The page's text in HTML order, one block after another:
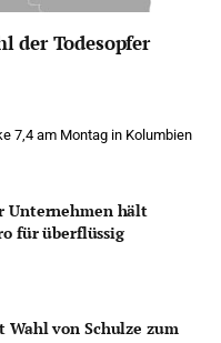
der Todesopfer
7,4 am Montag in Kolumbien
Unternehmen hält
für überflüssig
Wahl von Schulze zum